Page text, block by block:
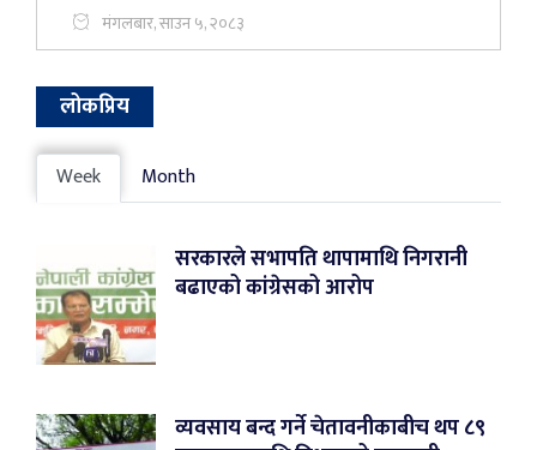
मंगलबार, साउन ५, २०८३
लोकप्रिय
Week Month
सरकारले सभापति थापामाथि निगरानी
बढाएको कांग्रेसको आरोप
व्यवसाय बन्द गर्ने चेतावनीकाबीच थप ८९